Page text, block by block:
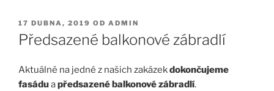
PUBLIKOVÁNO
17 DUBNA, 2019 OD ADMIN
Předsazené balkonové zábradlí
Aktuálně na jedné z našich zakázekdokončujeme
fasáduapředsazené balkonové zábradlí.